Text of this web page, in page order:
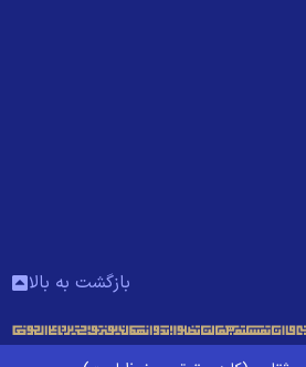
بازگشت به بالا